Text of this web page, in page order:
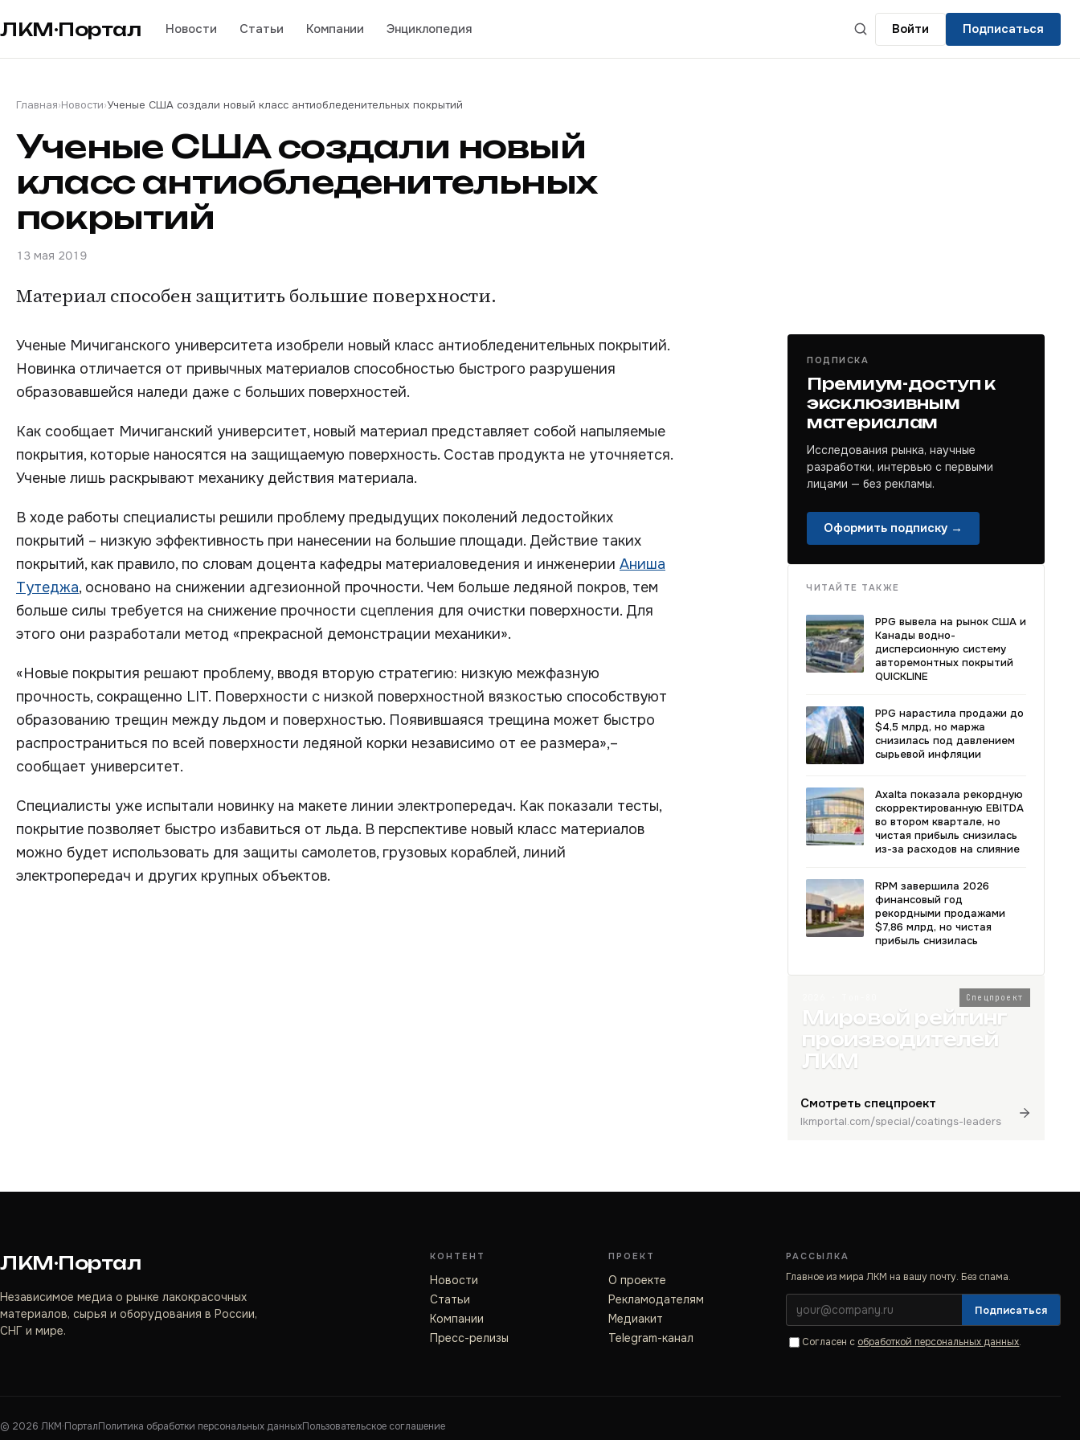
ЛКМ·Портал Новости Статьи Компании Энциклопедия Войти Подписаться
Главная›Новости›Ученые США создали новый класс антиобледенительных покрытий
Ученые США создали новый
класс антиобледенительных
покрытий
13 мая 2019
Материал способен защитить большие поверхности.
Ученые Мичиганского университета изобрели новый класс антиобледенительных покрытий.
Новинка отличается от привычных материалов способностью быстрого разрушения
образовавшейся наледи даже с больших поверхностей.
Как сообщает Мичиганский университет, новый материал представляет собой напыляемые
покрытия, которые наносятся на защищаемую поверхность. Состав продукта не уточняется.
Ученые лишь раскрывают механику действия материала.
В ходе работы специалисты решили проблему предыдущих поколений ледостойких
покрытий – низкую эффективность при нанесении на большие площади. Действие таких
покрытий, как правило, по словам доцента кафедры материаловедения и инженерии Аниша
Тутеджа, основано на снижении адгезионной прочности. Чем больше ледяной покров, тем
больше силы требуется на снижение прочности сцепления для очистки поверхности. Для
этого они разработали метод «прекрасной демонстрации механики».
«Новые покрытия решают проблему, вводя вторую стратегию: низкую межфазную
прочность, сокращенно LIT. Поверхности с низкой поверхностной вязкостью способствуют
образованию трещин между льдом и поверхностью. Появившаяся трещина может быстро
распространиться по всей поверхности ледяной корки независимо от ее размера»,–
сообщает университет.
Специалисты уже испытали новинку на макете линии электропередач. Как показали тесты,
покрытие позволяет быстро избавиться от льда. В перспективе новый класс материалов
можно будет использовать для защиты самолетов, грузовых кораблей, линий
электропередач и других крупных объектов.
ПОДПИСКА
Премиум-доступ к
эксклюзивным
материалам
Исследования рынка, научные
разработки, интервью с первыми
лицами — без рекламы.
Оформить подписку →
ЧИТАЙТЕ ТАКЖЕ
PPG вывела на рынок США и
Канады водно-
дисперсионную систему
авторемонтных покрытий
QUICKLINE
PPG нарастила продажи до
$4,5 млрд, но маржа
снизилась под давлением
сырьевой инфляции
Axalta показала рекордную
скорректированную EBITDA
во втором квартале, но
чистая прибыль снизилась
из-за расходов на слияние
RPM завершила 2026
финансовый год
рекордными продажами
$7,86 млрд, но чистая
прибыль снизилась
Спецпроект
Мировой рейтинг
производителей
ЛКМ
Смотреть спецпроект
lkmportal.com/special/coatings-leaders
ЛКМ·Портал
Независимое медиа о рынке лакокрасочных
материалов, сырья и оборудования в России,
СНГ и мире.
КОНТЕНТ
Новости
Статьи
Компании
Пресс-релизы
ПРОЕКТ
О проекте
Рекламодателям
Медиакит
Telegram-канал
РАССЫЛКА
Главное из мира ЛКМ на вашу почту. Без спама.
Подписаться
Согласен с обработкой персональных данных.
© 2026 ЛКМ·ПорталПолитика обработки персональных данныхПользовательское соглашение